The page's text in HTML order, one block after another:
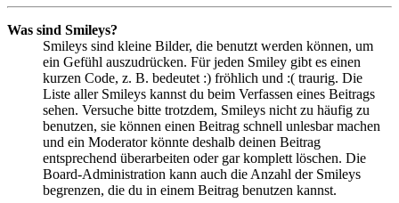
Was sind Smileys?
Smileys sind kleine Bilder, die benutzt werden können, um
ein Gefühl auszudrücken. Für jeden Smiley gibt es einen
kurzen Code, z. B. bedeutet :) fröhlich und :( traurig. Die
Liste aller Smileys kannst du beim Verfassen eines Beitrags
sehen. Versuche bitte trotzdem, Smileys nicht zu häufig zu
benutzen, sie können einen Beitrag schnell unlesbar machen
und ein Moderator könnte deshalb deinen Beitrag
entsprechend überarbeiten oder gar komplett löschen. Die
Board-Administration kann auch die Anzahl der Smileys
begrenzen, die du in einem Beitrag benutzen kannst.